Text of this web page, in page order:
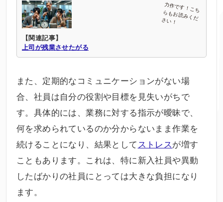
【関連記事】
上司が残業させたがる
また、定期的なコミュニケーションがない場
合、社員は自分の役割や目標を見失いがちで
す。具体的には、業務に対する指示が曖昧で、
何を求められているのか分からないまま作業を
続けることになり、結果としてストレスが増す
こともあります。これは、特に新入社員や異動
したばかりの社員にとっては大きな負担になり
ます。